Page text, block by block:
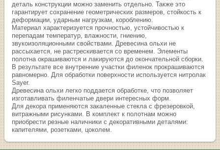
деталь конструкции можно заменить отдельно. Также это
гарантирует сохранение геометрических размеров, стойкость к
деформации, ударным нагрузкам, короблению.
Материал характеризуется прочностью, устойчивостью к
перепадам температур, влажности, гниению,
звукоизоляционными свойствами. Древесина ольхи не
рассыхается, не растрескивается со временем. Элементы
полотна окрашиваются и лакируются до окончательной сборки.
В результате все внутренние участки филенок прокрашиваются
равномерно. Для обработки поверхности используется нитролак
Sayer.
Древесина ольхи легко поддается обработке, что позволяет
изготавливать филенчатые двери интересных форм.
Для декора применяются закаленные стекла с фрезеровкой,
витражными рисунками. В комплект к полотнам можно
приобрести резные наличники с декоративными деталями:
капителями, розетками, цоколем.